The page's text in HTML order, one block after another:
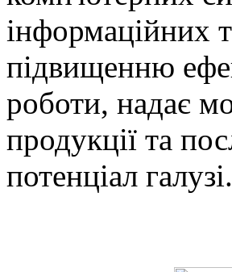
інформаційних
підвищенню
роботи, надає
продукції та
потенціал галузі.